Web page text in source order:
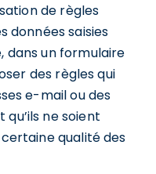
de règles
données saisies
dans un formulaire
des règles qui
e-mail ou des
ne soient
qualité des